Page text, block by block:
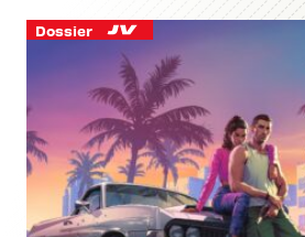
Dossier